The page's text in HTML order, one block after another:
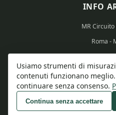
INFO
MR
Roma -
Partita IVA:
© 2026 Info Arredo -
Usiamo strumenti di
contenuti funzionano
continuare senza consenso.
Continua senza accettare